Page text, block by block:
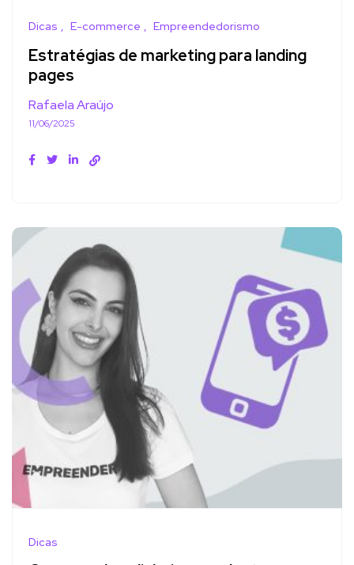
Dicas E-commerce Empreendedorismo
Estratégias de marketing para landing
pages
Rafaela Araújo
11/06/2025
Dicas